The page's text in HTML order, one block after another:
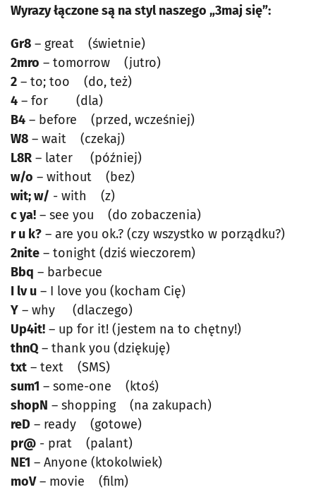
Wyrazy łączone są na styl naszego „3maj się”:
Gr8 – great (świetnie)
2mro – tomorrow (jutro)
2 – to; too (do, też)
4 – for (dla)
B4 – before (przed, wcześniej)
W8 – wait (czekaj)
L8R – later (później)
w/o – without (bez)
wit; w/ - with (z)
c ya! – see you (do zobaczenia)
r u k? – are you ok.? (czy wszystko w porządku?)
2nite – tonight (dziś wieczorem)
Bbq – barbecue
I lv u – I love you (kocham Cię)
Y – why (dlaczego)
Up4it! – up for it! (jestem na to chętny!)
thnQ– thank you (dziękuję)
txt – text (SMS)
sum1 – some-one (ktoś)
shopN – shopping (na zakupach)
reD – ready (gotowe)
pr@ - prat (palant)
NE1 – Anyone (ktokolwiek)
moV– movie (film)